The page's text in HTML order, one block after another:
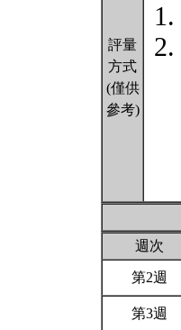
評量
方式
(僅供
參考)
週次
第2週
第3週